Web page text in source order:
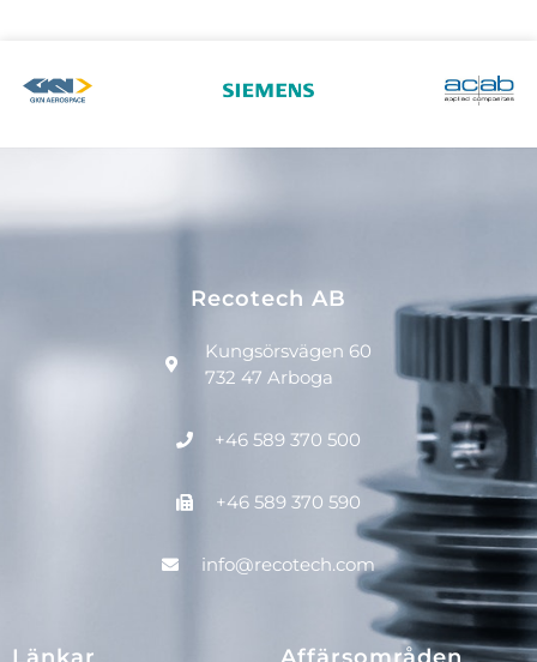
Recotech AB
Kungsörsvägen 60
732 47 Arboga
+46 589 370 500
+46 589 370 590
info@recotech.com